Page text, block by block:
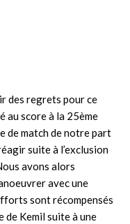
des regrets pour ce
au score à la 25ème
de match de notre part
suite à l’exclusion
avons alors
avec une
sont récompensés
de Kemil suite à une